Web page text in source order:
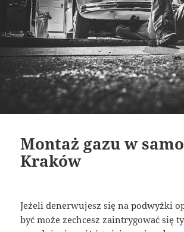
Montaż gazu w
Kraków
Jeżeli denerwujesz się na podwyżki
być może zechcesz zaintrygować się